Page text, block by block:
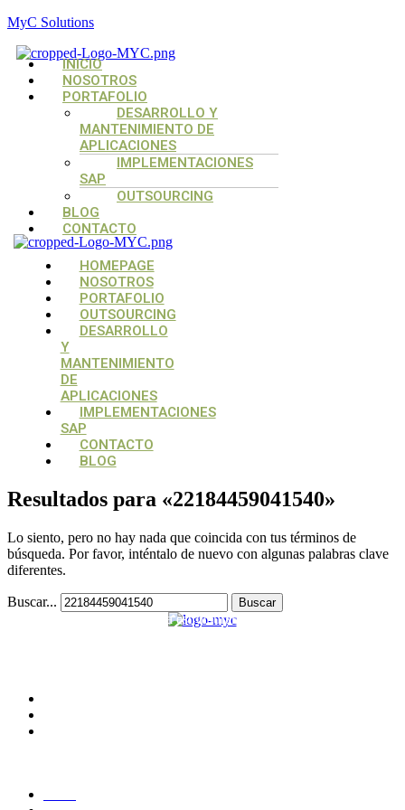
MyC Solutions
Menú
INICIO
NOSOTROS
PORTAFOLIO
DESARROLLO Y
MANTENIMIENTO DE
APLICACIONES
IMPLEMENTACIONES
SAP
OUTSOURCING
BLOG
CONTACTO
Menú
Menú
HOMEPAGE
NOSOTROS
PORTAFOLIO
OUTSOURCING
DESARROLLO
Y
MANTENIMIENTO
DE
APLICACIONES
IMPLEMENTACIONES
SAP
CONTACTO
BLOG
Resultados para «22184459041540»
Lo siento, pero no hay nada que coincida con tus términos de
búsqueda. Por favor, inténtalo de nuevo con algunas palabras clave
diferentes.
Buscar...
Su aliado estratégico, para estructurar y potencializar proyectos